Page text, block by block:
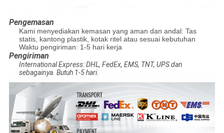
Pengemasan
Kami menyediakan kemasan yang aman dan andal: Tas
statis, kantong plastik, kotak ritel atau sesuai kebutuhan
Waktu pengiriman: 1-5 hari kerja
Pengiriman
International Express: DHL, FedEx, EMS, TNT, UPS dan
sebagainya. Butuh 1-5 hari.